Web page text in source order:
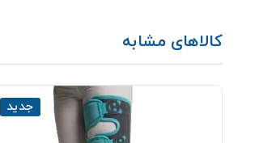
کالاهای مشابه
جدید